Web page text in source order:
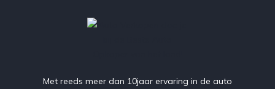
Met reeds meer dan 10jaar ervaring in de auto